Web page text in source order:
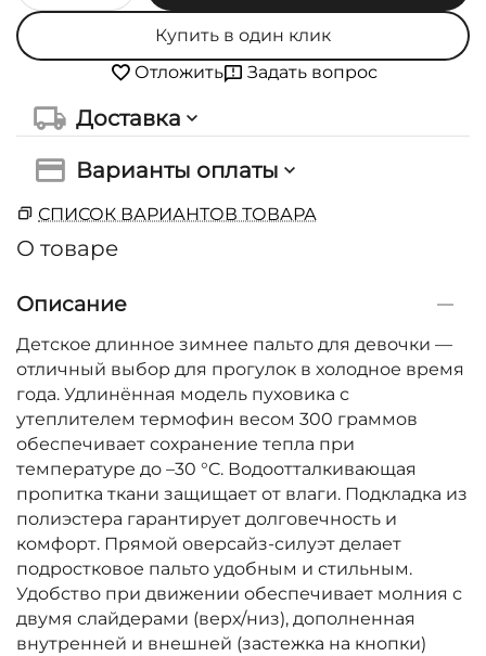
Купить в один клик
Отложить
Задать вопрос
Доставка
Варианты оплаты
СПИСОК ВАРИАНТОВ ТОВАРА
О товаре
Описание
Детское длинное зимнее пальто для девочки —
отличный выбор для прогулок в холодное время
года. Удлинённая модель пуховика с
утеплителем термофин весом 300 граммов
обеспечивает сохранение тепла при
температуре до –30 °C. Водоотталкивающая
пропитка ткани защищает от влаги. Подкладка из
полиэстера гарантирует долговечность и
комфорт. Прямой оверсайз-силуэт делает
подростковое пальто удобным и стильным.
Удобство при движении обеспечивает молния с
двумя слайдерами (верх/низ), дополненная
внутренней и внешней (застежка на кнопки)